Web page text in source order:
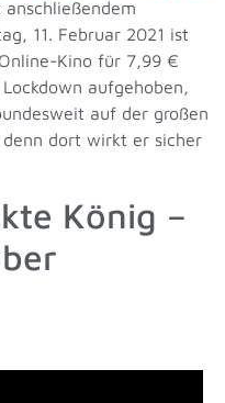
anschließendem
11. Februar 2021 ist
Kino für 7,99 €
aufgehoben,
auf der großen
dort wirkt er sicher
König –